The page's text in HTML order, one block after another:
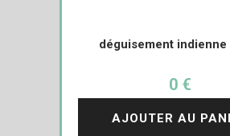
déguisement indienne
0 €
AJOUTER AU